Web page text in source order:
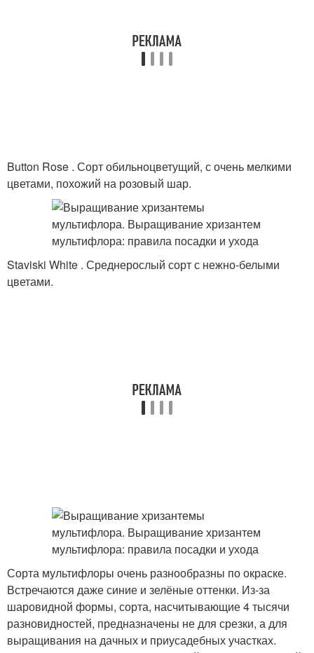
Button Rose . Сорт обильноцветущий, с очень мелкими
цветами, похожий на розовый шар.
Staviski White . Среднерослый сорт с нежно-белыми
цветами.
Сорта мультифлоры очень разнообразны по окраске.
Встречаются даже синие и зелёные оттенки. Из-за
шаровидной формы, сорта, насчитывающие 4 тысячи
разновидностей, предназначены не для срезки, а для
выращивания на дачных и приусадебных участках.